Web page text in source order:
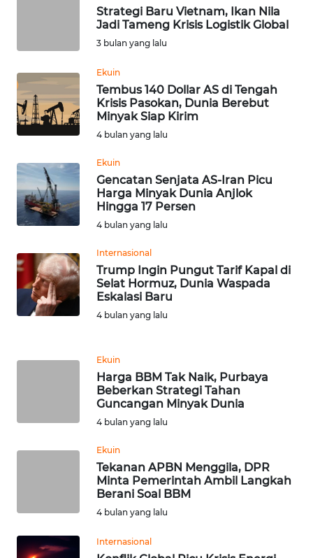
Strategi Baru Vietnam, Ikan Nila
Jadi Tameng Krisis Logistik Global
3 bulan yang lalu
Ekuin
Tembus 140 Dollar AS di Tengah
Krisis Pasokan, Dunia Berebut
Minyak Siap Kirim
4 bulan yang lalu
Ekuin
Gencatan Senjata AS-Iran Picu
Harga Minyak Dunia Anjlok
Hingga 17 Persen
4 bulan yang lalu
Internasional
Trump Ingin Pungut Tarif Kapal di
Selat Hormuz, Dunia Waspada
Eskalasi Baru
4 bulan yang lalu
Ekuin
Harga BBM Tak Naik, Purbaya
Beberkan Strategi Tahan
Guncangan Minyak Dunia
4 bulan yang lalu
Ekuin
Tekanan APBN Menggila, DPR
Minta Pemerintah Ambil Langkah
Berani Soal BBM
4 bulan yang lalu
Internasional
News
WN
SUMUT
JAKARTA
WN
JABAR
WN
BANTEN
WN
WN
PAPUA
RIAU